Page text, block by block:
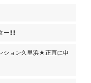
ー!!!!
ション久里浜★正直に申